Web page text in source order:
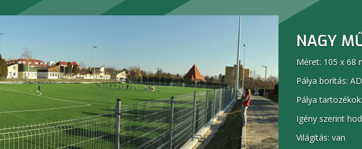
NAGY
Méret: 105 x 68
Pálya borítás:
Pálya
Igény szerint
Világítás: van